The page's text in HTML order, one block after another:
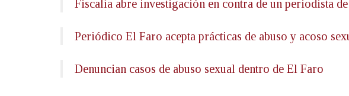
Fiscalía abre investigación en contra de un periodista
Periódico El Faro acepta prácticas de abuso y acoso
Denuncian casos de abuso sexual dentro de El Faro